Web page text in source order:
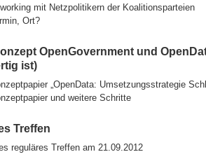
mit Netzpolitikern der Koalitionsparteien
Ort?
OpenGovernment und
ist)
„OpenData: Umsetzungsstrategie
und weitere Schritte
Treffen
reguläres Treffen am 21.09.2012